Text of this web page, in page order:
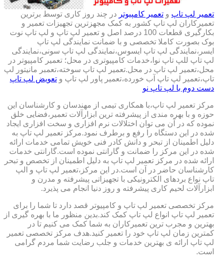
تعمیر لپ تاپ و تعمیر کامپیوتر در چند روز کاری توسط برترین
تعمیرکاران لپ تاپ کشور به کمک مجهزترین تجهیزات تعمیر و
بکارگیری قطعات 100 درصد اصل و تعمیر لپ تاپ و لپ تاپ نوت
بوک بصورت کاملا تخصصی و با ضمانت نمایندگی لپ تاپ
ایسر،نمایندگی لپ تاپ ایسوس،نمایندگی لپ تاپ سونی،نمایندگی
لپ تاپ للپ تاپ نوا،خدمات کامپیوتری در محل؛ تعمیر کامپیوتر در
محل،تعمیر لپ تاپ در محل.تعمیر لپ تاپ سوخته،تعمبر مانیتور لپ
تاپ،تعمیر لپ تاپ آب خورده،تعمیر پاور لپ تاپ و تعویض لپ تاپ
دست دوم با لپ تاپ نو
مرکز تعمیر لپ تاپ،با همکاری تیمی از مهندسان و کارشناسان این
حوزه و با بهره مندی از پیشرفته ترین ابزارآلات تعمیر،فضایی خلق
نموده که در آن می توان اختلالات نرم افزاری و سخت افزاری ایجاد
شده در این دستگاه را رفع و برطرف نمود.مرکز تعمیر لپ تاپ به
دلیل اطمینان از تبحر و دانش کادر فنی خویش تمامی خدمات ارائه
شده در این مرکز را ضمانت و گارانتی نموده است.گارانتی خدمات
ارائه شده در مرکز تعمیر لپ تاپ به دلیل اطمینان از تخصص و تبحر
کارشناسان حاضر در آن است.در این مرکز،تعمیر لپ تاپ و الپ
تاپ نواع بردهای الکترونیکی با تجهیزاتی پیشرفته و مدرن و
ابزارآلات لحیم کاری پیشرفته و روز دنیا انجام می پذیرد.
مرکز تخصصی تعمیر لپ تاپ و کامپیوتر قصد دارد تا شما را برای
تعمیر لپ تاپ انواع لپ تاپ کمک کند.بدین منظور ما با بهره گیری از
بهترین و مجرب ترین تعمیرکاران به شما کمک می کنیم تا در
کمترین زمان لپ تاپ خود را تعمیر کنید.هدف مرکز تخصصی تعمیر
لپ تاپ ارائه ی بهترین خدمات و جلب رضایت شما مردم گرامی
است.